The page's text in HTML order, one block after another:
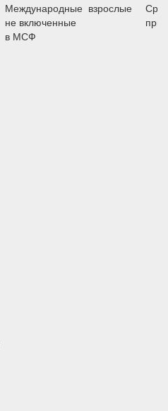
Международные
не включенные
в МСФ
взрослые